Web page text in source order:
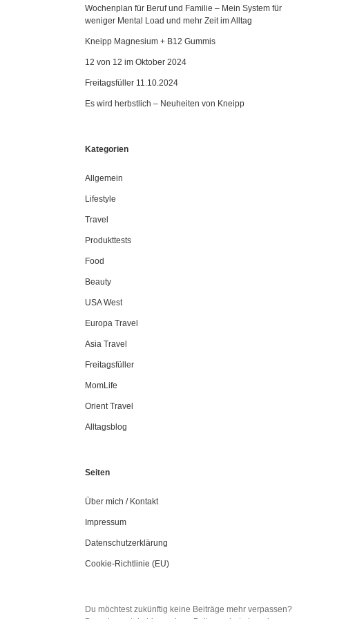
Wochenplan für Beruf und Familie – Mein System für
weniger Mental Load und mehr Zeit im Alltag
Kneipp Magnesium + B12 Gummis
12 von 12 im Oktober 2024
Freitagsfüller 11.10.2024
Es wird herbstlich – Neuheiten von Kneipp
Kategorien
Allgemein
Lifestyle
Travel
Produkttests
Food
Beauty
USA West
Europa Travel
Asia Travel
Freitagsfüller
MomLife
Orient Travel
Alltagsblog
Seiten
Über mich / Kontakt
Impressum
Datenschutzerklärung
Cookie-Richtlinie (EU)
Du möchtest zukünftig keine Beiträge mehr verpassen?